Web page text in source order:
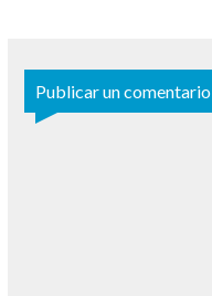
Publicar un comentario